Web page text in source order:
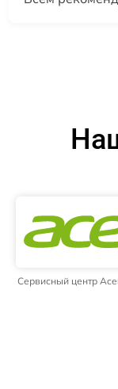
Сервисный центр